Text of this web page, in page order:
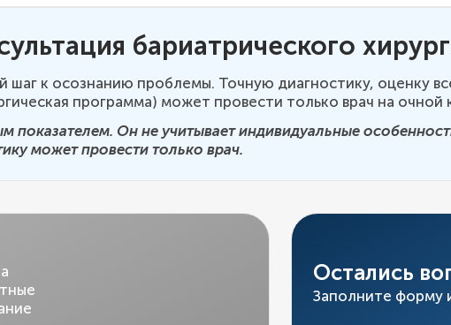
бариатрического
к осознанию проблемы. Точную диагностику, оценку
программа) может провести только врач на очной
Он не учитывает индивидуальные
может провести только врач.
Остались
Заполните форму